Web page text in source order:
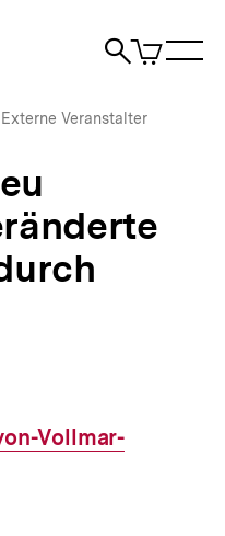
Suche
Artikel
im
Externe Veranstalter
Vollmar-